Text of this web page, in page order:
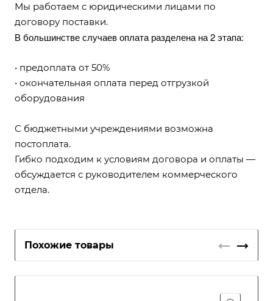
Мы работаем с юридическими лицами по
договору поставки.
В большинстве случаев оплата разделена на 2 этапа:
• предоплата от 50%
• окончательная оплата перед отгрузкой
оборудования
С бюджетными учреждениями возможна
постоплата.
Гибко подходим к условиям договора и оплаты —
обсуждается с руководителем коммерческого
отдела.
Похожие товары